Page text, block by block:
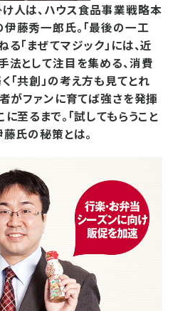
人は、ハウス食品事業戦略本
藤秀一郎氏。「最後の一工
「まぜてマジック」には、近
法として注目を集める、消費
「共創」の考え方も見てとれ
者がファンに育てば強さを発揮
至るまで。「試してもらうこと
藤氏の秘策とは。